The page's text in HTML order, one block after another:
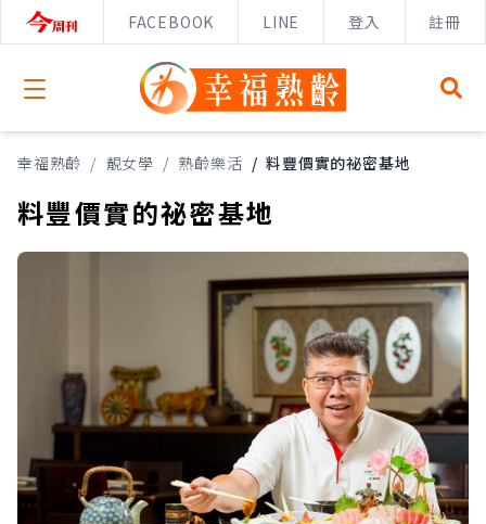
FACEBOOK LINE 登入 註冊
Open menu
幸福熟齡 / 靚女學 / 熟齡樂活 / 料豐價實的祕密基地
料豐價實的祕密基地